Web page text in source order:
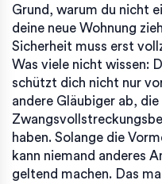
Grund, warum du nicht
deine neue Wohnung
Sicherheit muss erst
Was viele nicht wissen:
schützt dich nicht nur
andere Gläubiger ab,
haben. Solange die
kann niemand anderes
geltend machen. Das